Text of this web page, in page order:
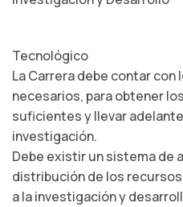
Tecnológico
La Carrera debe contar con
necesarios, para obtener
suficientes y llevar
investigación.
Debe existir un sistema de
distribución de los
a la investigación y